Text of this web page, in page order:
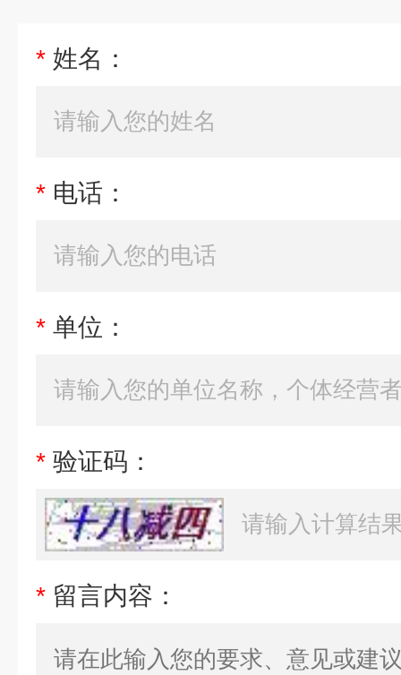
* 姓名：
* 电话：
* 单位：
* 验证码：
* 留言内容：